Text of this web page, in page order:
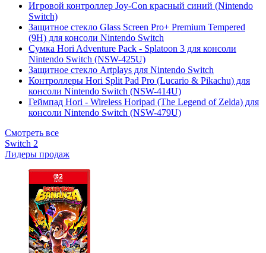
Игровой контроллер Joy-Con красный синий (Nintendo
Switch)
Защитное стекло Glass Screen Pro+ Premium Tempered
(9H) для консоли Nintendo Switch
Сумка Hori Adventure Pack - Splatoon 3 для консоли
Nintendo Switch (NSW-425U)
Защитное стекло Artplays для Nintendo Switch
Контроллеры Hori Split Pad Pro (Lucario & Pikachu) для
консоли Nintendo Switch (NSW-414U)
Геймпад Hori - Wireless Horipad (The Legend of Zelda) для
консоли Nintendo Switch (NSW-479U)
Смотреть все
Switch 2
Лидеры продаж